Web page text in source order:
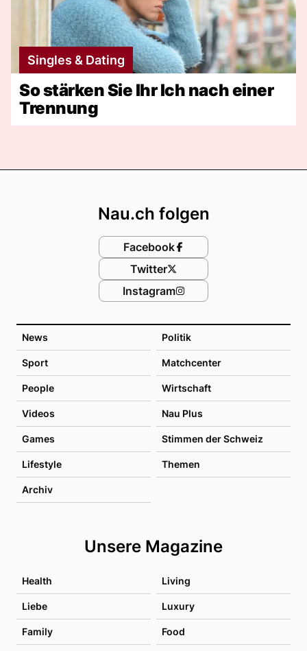
Singles & Dating
So stärken Sie Ihr Ich nach einer
Trennung
News Politik
Sport Matchcenter
People Wirtschaft
Videos Nau Plus
Games Stimmen der Schweiz
Lifestyle Themen
Archiv
Unsere Magazine
Health Living
Liebe Luxury
Family Food
Nau.ch folgen
Facebook
Twitter
Instagram